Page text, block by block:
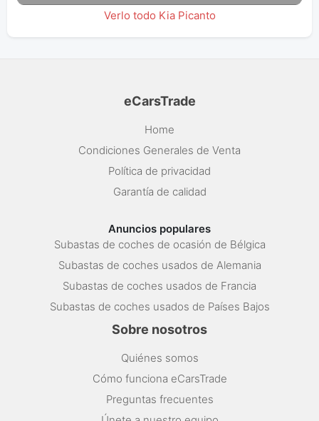
Verlo todo Kia Picanto
eCarsTrade
Home
Condiciones Generales de Venta
Política de privacidad
Garantía de calidad
Anuncios populares
Subastas de coches de ocasión de Bélgica
Subastas de coches usados de Alemania
Subastas de coches usados de Francia
Subastas de coches usados de Países Bajos
Sobre nosotros
Quiénes somos
Cómo funciona eCarsTrade
Preguntas frecuentes